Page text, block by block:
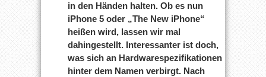
in den Händen halten. Ob es nun
iPhone 5 oder „The New iPhone“
heißen wird, lassen wir mal
dahingestellt. Interessanter ist doch,
was sich an Hardwarespezifikationen
hinter dem Namen verbirgt. Nach